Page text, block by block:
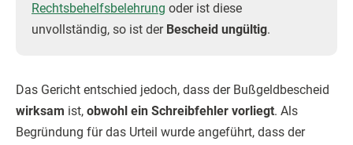
Rechtsbehelfsbelehrung oder ist diese
unvollständig, so ist der Bescheid ungültig.
Das Gericht entschied jedoch, dass der Bußgeldbescheid
wirksam ist, obwohl ein Schreibfehler vorliegt. Als
Begründung für das Urteil wurde angeführt, dass der